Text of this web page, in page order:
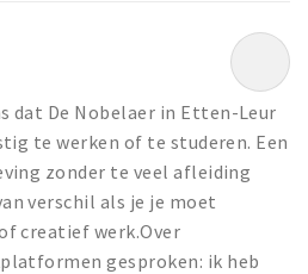
dat De Nobelaer in Etten-Leur
te werken of te studeren. Een
zonder te veel afleiding
verschil als je je moet
creatief werk.Over
gesproken: ik heb